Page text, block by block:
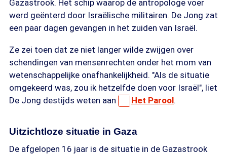
Gazastrook. Het schip waarop de antropologe voer
werd geënterd door Israëlische militairen. De Jong zat
een paar dagen gevangen in het zuiden van Israël.
Ze zei toen dat ze niet langer wilde zwijgen over
schendingen van mensenrechten onder het mom van
wetenschappelijke onafhankelijkheid. "Als de situatie
omgekeerd was, zou ik hetzelfde doen voor Israël", liet
De Jong destijds weten aan
Het Parool.
Uitzichtloze situatie in Gaza
De afgelopen 16 jaar is de situatie in de Gazastrook